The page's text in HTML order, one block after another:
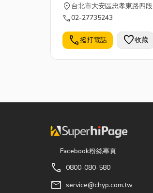
location_on 台北市大安區忠孝東路四
call02-27735243
call撥打電話 favorite收藏
Facebook粉絲專頁
call 0800-080-580
mail service@chyp.com.tw